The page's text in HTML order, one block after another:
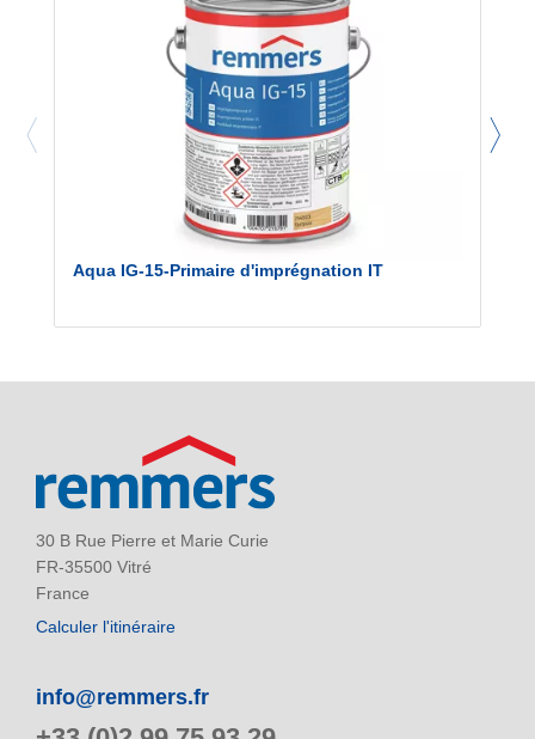
Aqua IG-15-Primaire d'imprégnation IT
30 B Rue Pierre et Marie Curie
FR-35500 Vitré
France
Calculer l'itinéraire
info@remmers.fr